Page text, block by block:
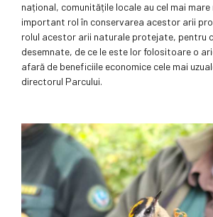
național, comunitățile locale au cel mai mare
important rol în conservarea acestor arii
rolul acestor arii naturale protejate, pentru
desemnate, de ce le este lor folositoare o
afară de beneficiile economice cele mai
directorul Parcului.